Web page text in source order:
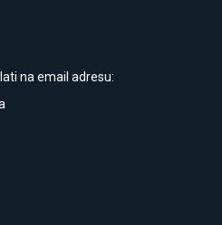
na email adresu: